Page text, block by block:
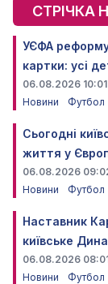
СТРІЧКА
УЄФА
картки: усі
06.08.2026 10:01
Новини
Футбол
Сьогодні
життя у
06.08.2026
Новини
Футбол
Наставник
київське
06.08.2026
Новини
Футбол